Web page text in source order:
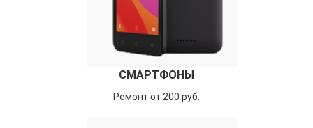
СМАРТФОНЫ
Ремонт от 200 руб.